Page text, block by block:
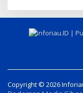
Copyright © 2026